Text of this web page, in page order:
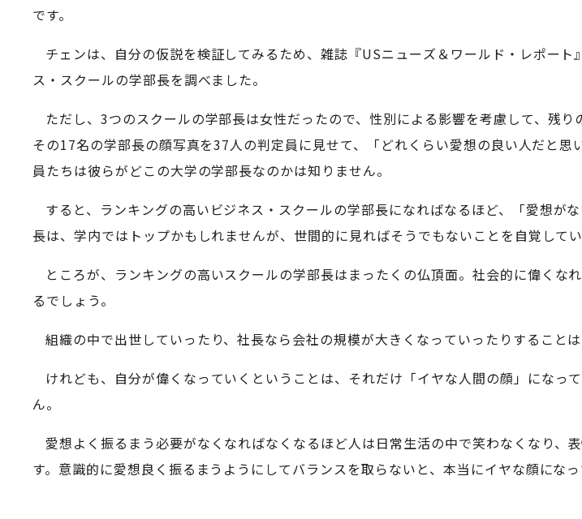
です。
チェンは、自分の仮説を検証してみるため、雑誌『USニューズ＆ワールド・レポー
ス・スクールの学部長を調べました。
ただし、3つのスクールの学部長は女性だったので、性別による影響を考慮して、残り
その17名の学部長の顔写真を37人の判定員に見せて、「どれくらい愛想の良い人だと
員たちは彼らがどこの大学の学部長なのかは知りません。
すると、ランキングの高いビジネス・スクールの学部長になればなるほど、「愛想が
長は、学内ではトップかもしれませんが、世間的に見ればそうでもないことを自覚して
ところが、ランキングの高いスクールの学部長はまったくの仏頂面。社会的に偉く
るでしょう。
組織の中で出世していったり、社長なら会社の規模が大きくなっていったりすることは
けれども、自分が偉くなっていくということは、それだけ「イヤな人間の顔」にな
ん。
愛想よく振るまう必要がなくなればなくなるほど人は日常生活の中で笑わなくなり、
す。意識的に愛想良く振るまうようにしてバランスを取らないと、本当にイヤな顔にな